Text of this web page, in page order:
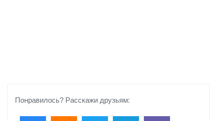
Понравилось? Расскажи друзьям: